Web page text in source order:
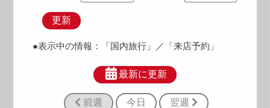
更新
●表示中の情報： 「国内旅行」 ／「来店予約」
最新に更新
前週 今日 翌週
9:00